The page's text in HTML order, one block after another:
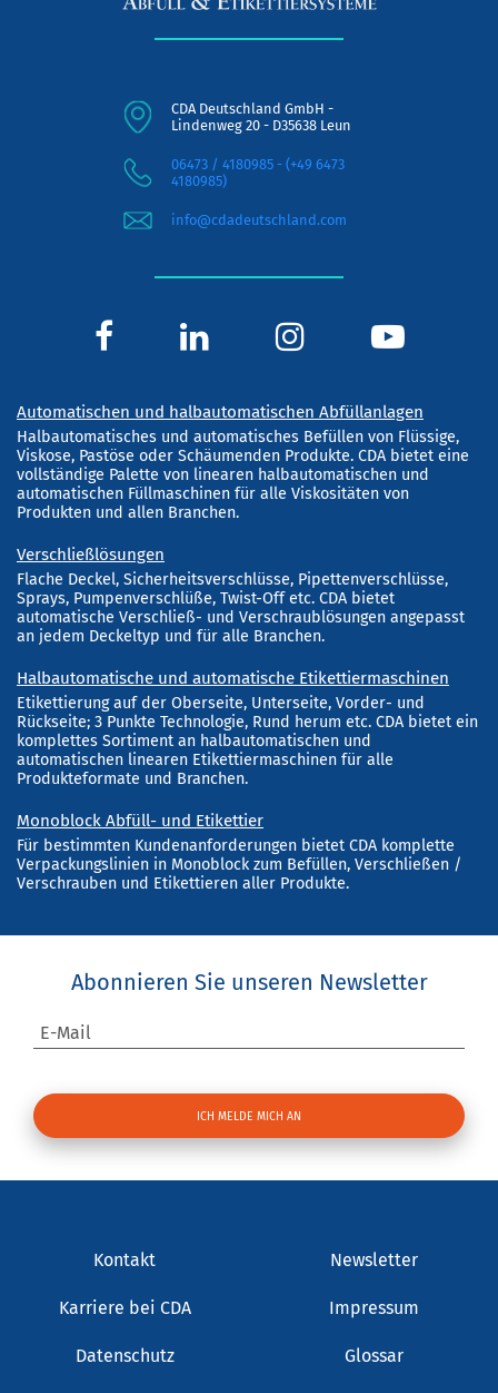
CDA Deutschland GmbH -
Lindenweg 20 - D35638 Leun
06473 / 4180985 - (+49 6473
4180985)
info@cdadeutschland.com
Automatischen und halbautomatischen Abfüllanlagen
Halbautomatisches und automatisches Befüllen von Flüssige,
Viskose, Pastöse oder Schäumenden Produkte. CDA bietet eine
vollständige Palette von linearen halbautomatischen und
automatischen Füllmaschinen für alle Viskositäten von
Produkten und allen Branchen.
Verschließlösungen
Flache Deckel, Sicherheitsverschlüsse, Pipettenverschlüsse,
Sprays, Pumpenverschlüße, Twist-Off etc. CDA bietet
automatische Verschließ- und Verschraublösungen angepasst
an jedem Deckeltyp und für alle Branchen.
Halbautomatische und automatische Etikettiermaschinen
Etikettierung auf der Oberseite, Unterseite, Vorder- und
Rückseite; 3 Punkte Technologie, Rund herum etc. CDA bietet ein
komplettes Sortiment an halbautomatischen und
automatischen linearen Etikettiermaschinen für alle
Produkteformate und Branchen.
Monoblock Abfüll- und Etikettier
Für bestimmten Kundenanforderungen bietet CDA komplette
Verpackungslinien in Monoblock zum Befüllen, Verschließen /
Verschrauben und Etikettieren aller Produkte.
Abonnieren Sie unseren Newsletter
E-Mail
Kontakt Newsletter
Karriere bei CDA Impressum
Datenschutz Glossar